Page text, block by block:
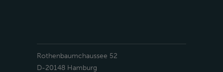
Rothenbaumchaussee 52
D-20148 Hamburg